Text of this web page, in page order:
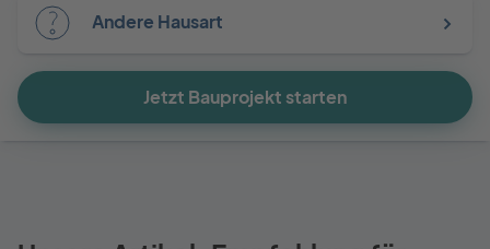
Andere Hausart
Jetzt Bauprojekt starten